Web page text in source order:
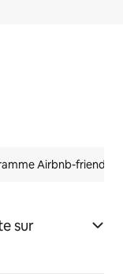
Airbnb-friendly
sur